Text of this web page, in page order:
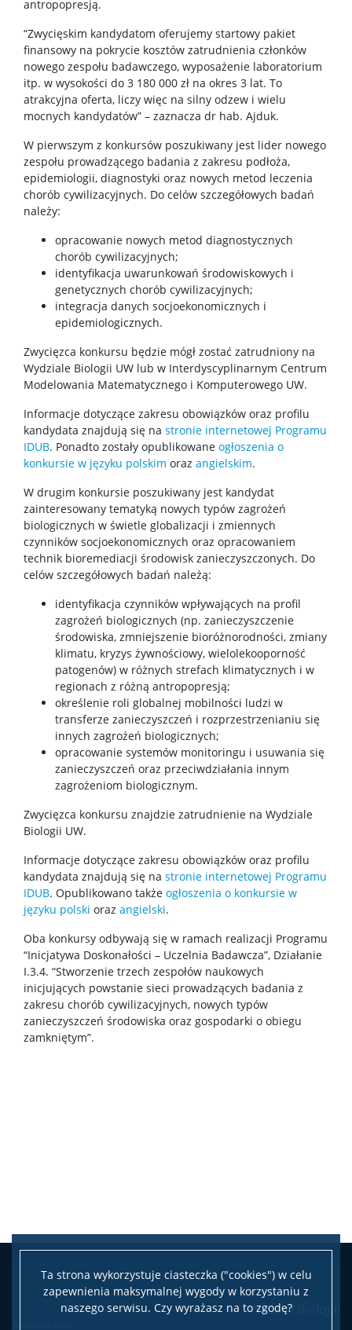
Ta strona wykorzystuje ciasteczka ("cookies") w celu
zapewnienia maksymalnej wygody w korzystaniu z
naszego serwisu. Czy wyrażasz na to zgodę?
antropopresją.
“Zwycięskim kandydatom oferujemy startowy pakiet
finansowy na pokrycie kosztów zatrudnienia członków
nowego zespołu badawczego, wyposażenie laboratorium
itp. w wysokości do 3 180 000 zł na okres 3 lat. To
atrakcyjna oferta, liczy więc na silny odzew i wielu
mocnych kandydatów” – zaznacza dr hab. Ajduk.
W pierwszym z konkursów poszukiwany jest lider nowego
zespołu prowadzącego badania z zakresu podłoża,
epidemiologii, diagnostyki oraz nowych metod leczenia
chorób cywilizacyjnych. Do celów szczegółowych badań
należy:
opracowanie nowych metod diagnostycznych
chorób cywilizacyjnych;
identyfikacja uwarunkowań środowiskowych i
genetycznych chorób cywilizacyjnych;
integracja danych socjoekonomicznych i
epidemiologicznych.
Zwycięzca konkursu będzie mógł zostać zatrudniony na
Wydziale Biologii UW lub w Interdyscyplinarnym Centrum
Modelowania Matematycznego i Komputerowego UW.
Informacje dotyczące zakresu obowiązków oraz profilu
kandydata znajdują się na stronie internetowej Programu
IDUB. Ponadto zostały opublikowane ogłoszenia o
konkursie w języku polskim oraz angielskim.
W drugim konkursie poszukiwany jest kandydat
zainteresowany tematyką nowych typów zagrożeń
biologicznych w świetle globalizacji i zmiennych
czynników socjoekonomicznych oraz opracowaniem
technik bioremediacji środowisk zanieczyszczonych. Do
celów szczegółowych badań należą:
identyfikacja czynników wpływających na profil
zagrożeń biologicznych (np. zanieczyszczenie
środowiska, zmniejszenie bioróżnorodności, zmiany
klimatu, kryzys żywnościowy, wielolekooporność
patogenów) w różnych strefach klimatycznych i w
regionach z różną antropopresją;
określenie roli globalnej mobilności ludzi w
transferze zanieczyszczeń i rozprzestrzenianiu się
innych zagrożeń biologicznych;
opracowanie systemów monitoringu i usuwania się
zanieczyszczeń oraz przeciwdziałania innym
zagrożeniom biologicznym.
Zwycięzca konkursu znajdzie zatrudnienie na Wydziale
Biologii UW.
Informacje dotyczące zakresu obowiązków oraz profilu
kandydata znajdują się na stronie internetowej Programu
IDUB. Opublikowano także ogłoszenia o konkursie w
języku polski oraz angielski.
Oba konkursy odbywają się w ramach realizacji Programu
“Inicjatywa Doskonałości – Uczelnia Badawcza”, Działanie
I.3.4. “Stworzenie trzech zespołów naukowych
inicjujących powstanie sieci prowadzących badania z
zakresu chorób cywilizacyjnych, nowych typów
zanieczyszczeń środowiska oraz gospodarki o obiegu
zamkniętym”.
Wydział Biologii